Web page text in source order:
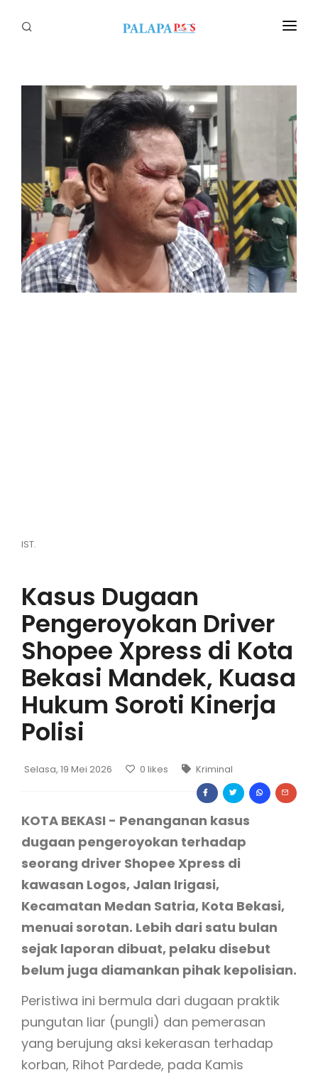
Politik
Nasional
Sumatera
Tapanuli
Nusantara
Megapolitan
Hukum
IST.
Kasus Dugaan
Pengeroyokan Driver
Shopee Xpress di Kota
Bekasi Mandek, Kuasa
Hukum Soroti Kinerja
Polisi
Selasa, 19 Mei 2026 0 likes Kriminal
KOTA BEKASI - Penanganan kasus
dugaan pengeroyokan terhadap
seorang driver Shopee Xpress di
kawasan Logos, Jalan Irigasi,
Kecamatan Medan Satria, Kota Bekasi,
menuai sorotan. Lebih dari satu bulan
sejak laporan dibuat, pelaku disebut
belum juga diamankan pihak kepolisian.
Peristiwa ini bermula dari dugaan praktik
pungutan liar (pungli) dan pemerasan
yang berujung aksi kekerasan terhadap
korban, Rihot Pardede, pada Kamis